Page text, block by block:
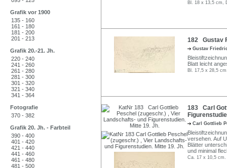
Grafik vor 1900
135 - 160
161 - 180
181 - 200
201 - 213
Grafik 20.-21. Jh.
220 - 240
241 - 260
261 - 280
281 - 300
301 - 320
321 - 340
341 - 364
Fotografie
370 - 382
Grafik 20. Jh. - Farbteil
390 - 400
401 - 420
421 - 440
441 - 460
461 - 480
481 - 500
Bl. 18 x 13,5 cm,
182 Gustav
Gustav
Blatt leicht
Bl. 17,5 x 28,5
183 Carl
Carl Gottlieb
versehen. Auf
Blätter
und minimal
Ca. 17 x 10,5 cm.